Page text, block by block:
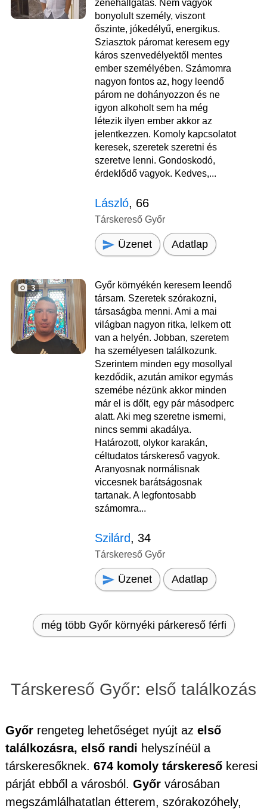
zenehallgatás. Nem vagyok
bonyolult személy, viszont
őszinte, jókedélyű, energikus.
Sziasztok páromat keresem egy
káros szenvedélyektől mentes
ember személyében. Számomra
nagyon fontos az, hogy leendő
párom ne dohányozzon és ne
igyon alkoholt sem ha még
létezik ilyen ember akkor az
jelentkezzen. Komoly kapcsolatot
keresek, szeretek szeretni és
szeretve lenni. Gondoskodó,
érdeklődő vagyok. Kedves,...
László, 66
Társkereső Győr
Üzenet Adatlap
3
Győr környékén keresem leendő
társam. Szeretek szórakozni,
társaságba menni. Ami a mai
világban nagyon ritka, lelkem ott
van a helyén. Jobban, szeretem
ha személyesen találkozunk.
Szerintem minden egy mosollyal
kezdődik, azután amikor egymás
szemébe nézünk akkor minden
már el is dőlt, egy pár másodperc
alatt. Aki meg szeretne ismerni,
nincs semmi akadálya.
Határozott, olykor karakán,
céltudatos társkereső vagyok.
Aranyosnak normálisnak
viccesnek barátságosnak
tartanak. A legfontosabb
számomra...
Szilárd, 34
Társkereső Győr
Üzenet Adatlap
még több Győr környéki párkereső férfi
Társkereső Győr: első találkozás
Győr rengeteg lehetőséget nyújt az első
találkozásra, első randi helyszínéül a
társkeresőknek. 674 komoly társkereső keresi
párját ebből a városból. Győr városában
megszámlálhatatlan étterem, szórakozóhely,